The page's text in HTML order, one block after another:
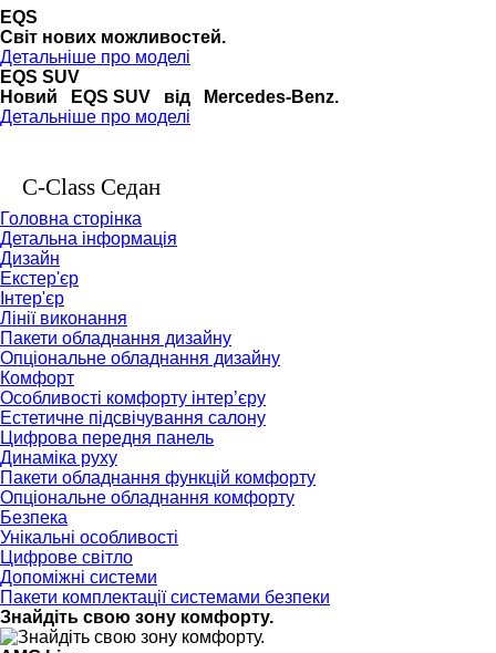
EQS
Cвіт нових можливостей.
Детальніше про моделі
EQS SUV
Новий EQS SUV від Mercedes-Benz.
Детальніше про моделі
C-Class Седан
Головна сторінка
Детальна інформація
Дизайн
Екстер'єр
Інтер'єр
Лінії виконання
Пакети обладнання дизайну
Опціональне обладнання дизайну
Комфорт
Особливості комфорту інтер’єру
Естетичне підсвічування салону
Цифрова передня панель
Динаміка руху
Пакети обладнання функцій комфорту
Опціональне обладнання комфорту
Безпека
Унікальні особливості
Цифрове світло
Допоміжні системи
Пакети комплектації системами безпеки
Знайдіть свою зону комфорту.